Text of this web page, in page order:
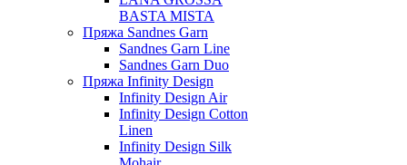
BASTA MISTA
Пряжа Sandnes Garn
Sandnes Garn Line
Sandnes Garn Duo
Пряжа Infinity Design
Infinity Design Air
Infinity Design Cotton
Linen
Infinity Design Silk